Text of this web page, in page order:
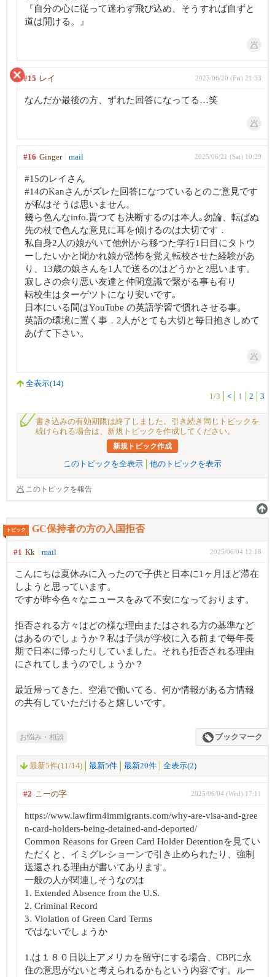
『自分の心に従って迷わず飛び込め、そうすれば自ずと
道は開ける。』
#15 レイ 2025/06/20 (Fri) 21:33
なんだか最後の方、ずれた回答になってる…笑
#16 Ginger mail 2025/06/21 (Sat) 10:29
#15のレイさん
#14のKanさんがズレた回答になつているとのご意見です
が私はそうは思いません。
幾ら色んなinfo.貰つても決断するのは本人｡勿論、転ばぬ
先の杖で色んな意見に耳を傾けるのは大切です．
私自身2人の娘がいて他州から移つた学行1日目にタトウ
ーしたいかと聞かれ娘が恐怖を覚え転校させた経験があ
り、13歳の娘さんを1人で送るのはどうかと?思います。
寂しさの余り悪い友達と仲間意識で繋がる事も有り
転校生はターゲツトになり安いです｡
日本にいる間はYouTube の英語学習で慣れさせる事。
英語の環境に置く事．2人がとても大切と毎日抱きしめて
あげて下さい。
全表示(14)
1/3
< 1 2 3
書き込みの有効期限は終了しました。引き続き同じトピックを
続けられる場合は、新規トピックを作成してください。
新規トピック作成
このトピックを全表示 他のトピックを表示
このトピックを報告
トピック GC保持者の方の入国拒否
#1 Kk mail 2025/06/04 12:18
こんにちは夏休みに入ったので子供と日本に1ヶ月ほど滞在
しようと思っています。
ですが昨今色々なニュースをみて不安になっております。
拒否される方々はどの様な理由またはされる方の基準など
はあるのでしょうか？私は子供が学校に入る前まで毎年長
期で日本に帰ったりしていました。それも拒否される理由
にされてしまうのでしょうか？
最近帰ってきた、空港で働いてる、何か情報がある方情報
の共有していただけると嬉しいです。
お悩み・相談 ブックマーク
最新5件(11/14) 最新5件 最新20件 全表示(2)
#2 こーの字 2025/06/04 (Wed) 17:11
https://www.lawfirm4immigrants.com/why-are-visa-and-gree
n-card-holders-being-detained-and-deported/
Common Reasons for Green Card Holder Detentionを見てい
ただくと、イミグレショーンで引き止められたり、強制
送還される理由が書いてあります。
一般の人が関連しそうなのは
1. Extended Absence from the U.S.
2. Criminal Record
3. Violation of Green Card Terms
ではないでしょうか
1.は１８０日以上アメリカを留守にする場合、CBPに永
住の意思がないと考えられるかもという内容です。ルー